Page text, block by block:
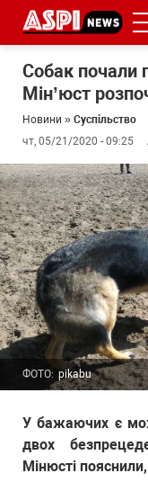
Собак почали
Мін’юст
Новини » Суспільство
чт, 05/21/2020 - 09:25
ФОТО: pikabu
У бажаючих є
двох
Мінюсті
#ООС
#боротьба
з
корупцією